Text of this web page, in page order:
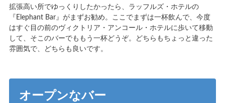
拡張高い所でゆっくりしたかったら、ラッフルズ・ホテルの
『Elephant Bar』がまずお勧め。ここでまずは一杯飲んで、今度
はすぐ目の前のヴィクトリア・アンコール・ホテルに歩いて移動
して、そこのバーでももう一杯どうぞ。どちらもちょっと違った
雰囲気で、どちらも良いです。
オープンなバー